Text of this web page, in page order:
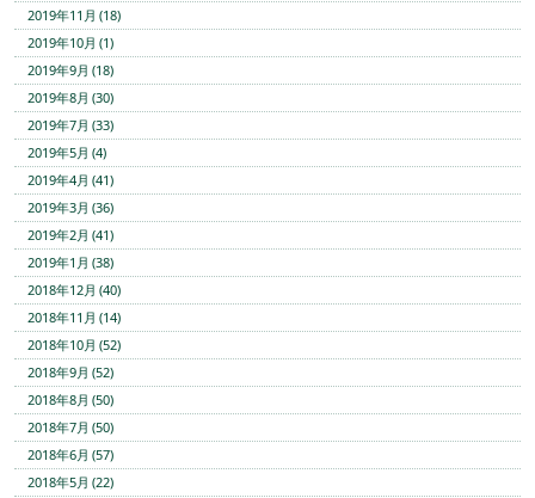
2019年11月 (18)
2019年10月 (1)
2019年9月 (18)
2019年8月 (30)
2019年7月 (33)
2019年5月 (4)
2019年4月 (41)
2019年3月 (36)
2019年2月 (41)
2019年1月 (38)
2018年12月 (40)
2018年11月 (14)
2018年10月 (52)
2018年9月 (52)
2018年8月 (50)
2018年7月 (50)
2018年6月 (57)
2018年5月 (22)